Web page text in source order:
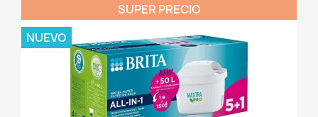
SUPER PRECIO
NUEVO